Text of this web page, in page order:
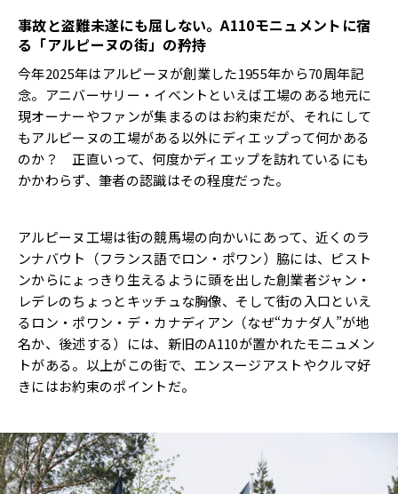
事故と盗難未遂にも屈しない。A110モニュメントに宿
る「アルピーヌの街」の矜持
今年2025年はアルピーヌが創業した1955年から70周年記
念。アニバーサリー・イベントといえば工場のある地元に
現オーナーやファンが集まるのはお約束だが、それにして
もアルピーヌの工場がある以外にディエップって何かある
のか？ 正直いって、何度かディエップを訪れているにも
かかわらず、筆者の認識はその程度だった。
アルピーヌ工場は街の競馬場の向かいにあって、近くのラ
ンナバウト（フランス語でロン・ポワン）脇には、ピスト
ンからにょっきり生えるように頭を出した創業者ジャン・
レデレのちょっとキッチュな胸像、そして街の入口といえ
るロン・ポワン・デ・カナディアン（なぜ“カナダ人”が地
名か、後述する）には、新旧のA110が置かれたモニュメン
トがある。以上がこの街で、エンスージアストやクルマ好
きにはお約束のポイントだ。